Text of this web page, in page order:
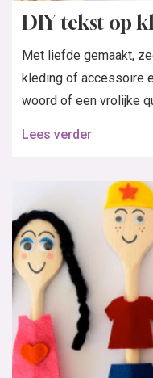
DIY tekst op
Met liefde gemaakt,
kleding of accessoire
woord of een vrolijke
Lees verder